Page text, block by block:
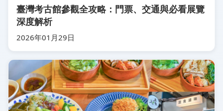
臺灣考古館參觀全攻略：門票、交通與必看展覽
深度解析
2026年01月29日